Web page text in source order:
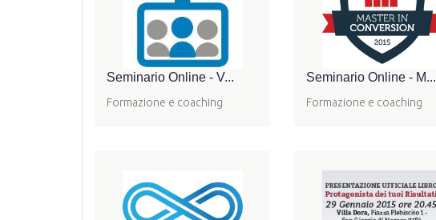
Seminario Online - V...
Formazione e coaching
Seminario Online - M...
Formazione e coaching